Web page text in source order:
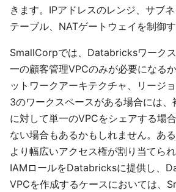
きます。IPアドレスのレンジ、サブ
テーブル、NATゲートウェイを制御
SmallCorpでは、Databricksワーク
一の顧客管理VPCのみが必要になる
ットワークアーキテクチャ、リージ
3のワークスペースがある場合には、
に対して単一のVPCをシェアする場
ない場合もあるかもしれません。あ
より幅広いアクセス権が割り当てら
IAMロールをDatabricksに提供し、
VPCを作成するケースにおいては、